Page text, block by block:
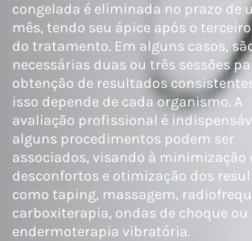
congelada é eliminada no prazo de
mês, tendo seu ápice após o
do tratamento. Em alguns casos,
necessárias duas ou três sessões
obtenção de resultados
isso depende de cada organismo. A
avaliação profissional é
alguns procedimentos podem ser
associados, visando à minimização
desconfortos e otimização dos
como taping, massagem,
carboxiterapia, ondas de choque ou
endermoterapia vibratória.